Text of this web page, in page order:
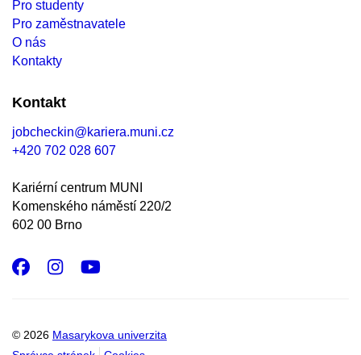
Pro studenty
Pro zaměstnavatele
O nás
Kontakty
Kontakt
jobcheckin@kariera.muni.cz
+420 702 028 607
Kariérní centrum MUNI
Komenského náměstí 220/2
602 00 Brno
© 2026 Masarykova univerzita
Facebook
Instagram